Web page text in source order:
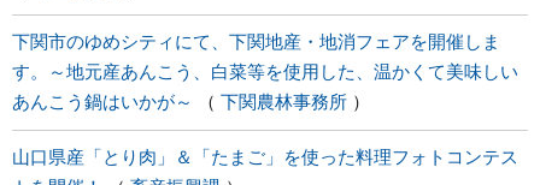
下関市のゆめシティにて、下関地産・地消フェアを開催しま
す。～地元産あんこう、白菜等を使用した、温かくて美味しい
あんこう鍋はいかが～
下関農林事務所
山口県産「とり肉」＆「たまご」を使った料理フォトコンテス